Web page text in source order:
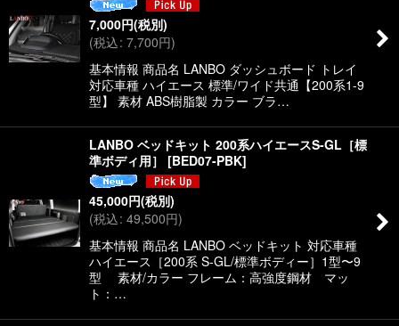
7,000円(税別)
(税込: 7,700円)
基本情報 商品名 LANBO ダッシュボード トレイ
対応車種 ハイエース 標準/ワイド共通【200系1-9
型】 素材 ABS樹脂製 カラー ブラ…
LANBO ベッドキット 200系ハイエースS-GL［標
準ボディ用］
[BED07-PBK]
45,000円(税別)
(税込: 49,500円)
基本情報 商品名 LANBO ベッドキット 対応車種
ハイエース［200系 S-GL/標準ボディー］1型〜9
型 素材/カラー フレーム：高強度鋼材 マッ
ト：…